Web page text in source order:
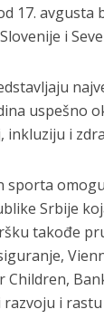
17.
i
uspešno
i
sporta
Srbije
takođe
i